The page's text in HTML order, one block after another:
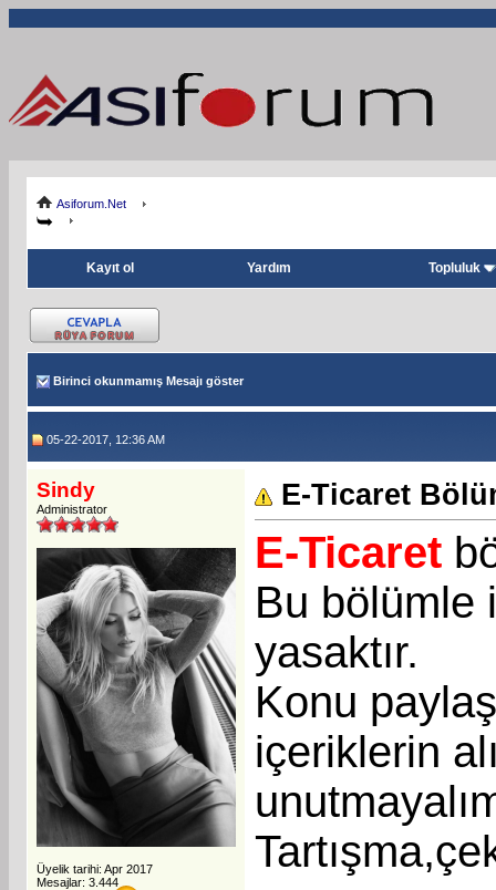
Asiforum.Net
Kayıt ol Yardım Topluluk
Birinci okunmamış Mesajı göster
05-22-2017, 12:36 AM
Sindy
Administrator
Üyelik tarihi: Apr 2017
Mesajlar: 3.444
E-Ticaret
E-Ticaret
Bu bölümle
yasaktır.
Konu
içeriklerin